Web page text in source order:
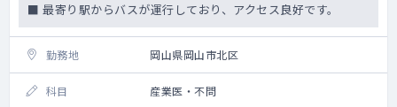
■ 最寄り駅からバスが運行しており、アクセス良好です。
勤務地 岡山県岡山市北区
科目 産業医・不問